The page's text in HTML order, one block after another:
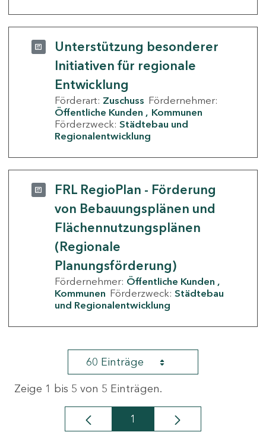
Unterstützung besonderer
Initiativen für regionale
Entwicklung
Förderart: Zuschuss Fördernehmer:
Öffentliche Kunden
Kommunen
Förderzweck: Städtebau und
Regionalentwicklung
FRL RegioPlan - Förderung
von Bebauungsplänen und
Flächennutzungsplänen
(Regionale
Planungsförderung)
Fördernehmer: Öffentliche Kunden
Kommunen Förderzweck: Städtebau
und Regionalentwicklung
60 Einträge
Zeige 1 bis 5 von 5 Einträgen.
Seite
1